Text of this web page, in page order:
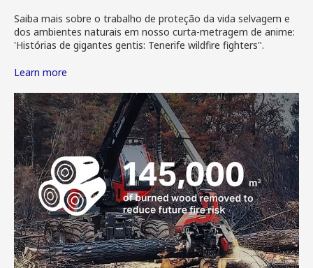
Saiba mais sobre o trabalho de proteção da vida selvagem e
dos ambientes naturais em nosso curta-metragem de anime:
'Histórias de gigantes gentis: Tenerife wildfire fighters".
Learn more